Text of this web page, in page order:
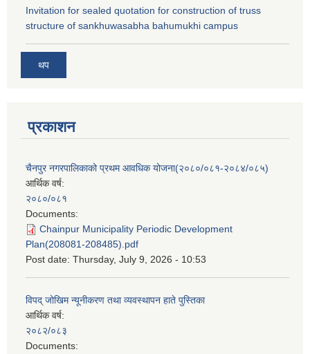
Invitation for sealed quotation for construction of truss
structure of sankhuwasabha bahumukhi campus
थप
प्रकाशन
चैनपुर नगरपालिकाको प्रथम आवधिक योजना(२०८०/०८१-२०८४/०८५)
आर्थिक वर्ष:
२०८०/०८१
Documents:
Chainpur Municipality Periodic Development
Plan(208081-208485).pdf
Post date: Thursday, July 9, 2026 - 10:53
विपद् जोखिम न्यूनीकरण तथा व्यवस्थापन हाते पुस्तिका
आर्थिक वर्ष:
२०८२/०८३
Documents: